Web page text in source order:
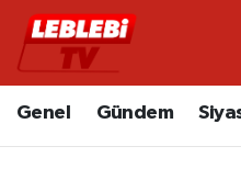
Genel Gündem
Hava Durumu